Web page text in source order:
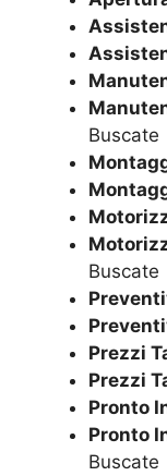
Buscate
Buscate
Prezzi
Prezzi
Pronto
Pronto
Buscate